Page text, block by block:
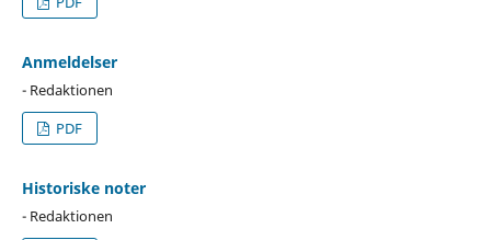
Anmeldelser
- Redaktionen
PDF
Historiske noter
- Redaktionen